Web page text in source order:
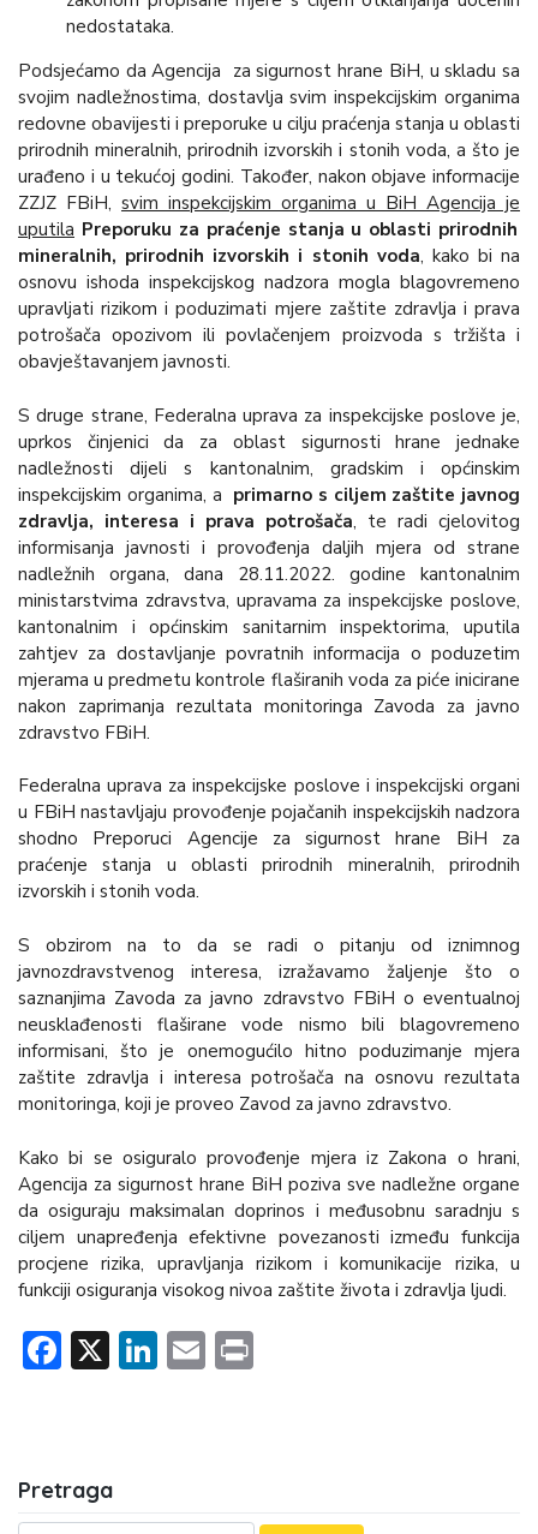
nedostataka.
Podsjećamo da Agencija za sigurnost hrane BiH, u skladu sa
svojim nadležnostima, dostavlja svim inspekcijskim organima
redovne obavijesti i preporuke u cilju praćenja stanja u oblasti
prirodnih mineralnih, prirodnih izvorskih i stonih voda, a što je
urađeno i u tekućoj godini. Također, nakon objave informacije
ZZJZ FBiH, svim inspekcijskim organima u BiH Agencija je
uputila Preporuku za praćenje stanja u oblasti prirodnih
mineralnih, prirodnih izvorskih i stonih voda, kako bi na
osnovu ishoda inspekcijskog nadzora mogla blagovremeno
upravljati rizikom i poduzimati mjere zaštite zdravlja i prava
potrošača opozivom ili povlačenjem proizvoda s tržišta i
obavještavanjem javnosti.
S druge strane, Federalna uprava za inspekcijske poslove je,
uprkos činjenici da za oblast sigurnosti hrane jednake
nadležnosti dijeli s kantonalnim, gradskim i općinskim
inspekcijskim organima, a primarno s ciljem zaštite javnog
zdravlja, interesa i prava potrošača, te radi cjelovitog
informisanja javnosti i provođenja daljih mjera od strane
nadležnih organa, dana 28.11.2022. godine kantonalnim
ministarstvima zdravstva, upravama za inspekcijske poslove,
kantonalnim i općinskim sanitarnim inspektorima, uputila
zahtjev za dostavljanje povratnih informacija o poduzetim
mjerama u predmetu kontrole flaširanih voda za piće inicirane
nakon zaprimanja rezultata monitoringa Zavoda za javno
zdravstvo FBiH.
Federalna uprava za inspekcijske poslove i inspekcijski organi
u FBiH nastavljaju provođenje pojačanih inspekcijskih nadzora
shodno Preporuci Agencije za sigurnost hrane BiH za
praćenje stanja u oblasti prirodnih mineralnih, prirodnih
izvorskih i stonih voda.
S obzirom na to da se radi o pitanju od iznimnog
javnozdravstvenog interesa, izražavamo žaljenje što o
saznanjima Zavoda za javno zdravstvo FBiH o eventualnoj
neusklađenosti flaširane vode nismo bili blagovremeno
informisani, što je onemogućilo hitno poduzimanje mjera
zaštite zdravlja i interesa potrošača na osnovu rezultata
monitoringa, koji je proveo Zavod za javno zdravstvo.
Kako bi se osiguralo provođenje mjera iz Zakona o hrani,
Agencija za sigurnost hrane BiH poziva sve nadležne organe
da osiguraju maksimalan doprinos i međusobnu saradnju s
ciljem unapređenja efektivne povezanosti između funkcija
procjene rizika, upravljanja rizikom i komunikacije rizika, u
funkciji osiguranja visokog nivoa zaštite života i zdravlja ljudi.
Facebook
X LinkedIn
Email
Pretraga